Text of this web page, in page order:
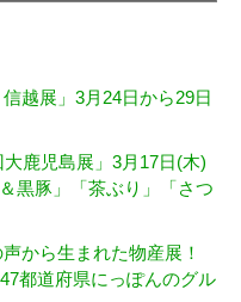
越展」3月24日から29日
大鹿児島展」3月17日(木)
黒豚」「茶ぶり」「さつ
から生まれた物産展！
都道府県にっぽんのグル